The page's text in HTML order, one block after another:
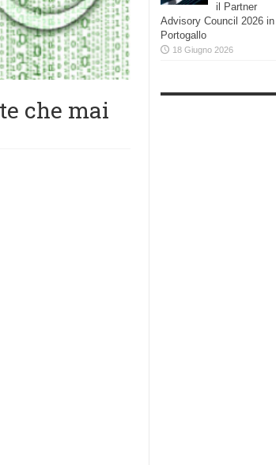
che mai
il Partner
Advisory Council 2026 in
Portogallo
18 Giugno 2026